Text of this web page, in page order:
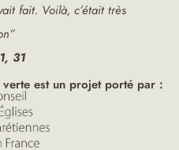
fait. Voilà, c’était très
31
verte est un projet porté par :